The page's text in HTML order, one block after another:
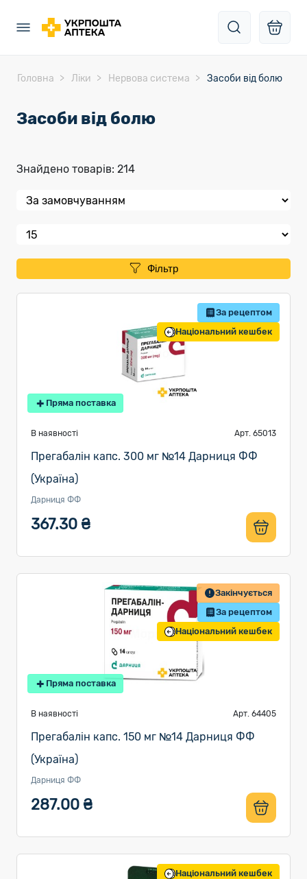
Головна Ліки Нервова система Засоби від болю
Засоби від болю
Знайдено товарів: 214
Фільтр
За рецептом
Національний кешбек
Пряма поставка
В наявності Арт. 65013
Прегабалін капс. 300 мг №14 Дарниця ФФ
(Україна)
Дарниця ФФ
367.30 ₴
Закінчується
За рецептом
Національний кешбек
Пряма поставка
В наявності Арт. 64405
Прегабалін капс. 150 мг №14 Дарниця ФФ
(Україна)
Дарниця ФФ
287.00 ₴
Національний кешбек